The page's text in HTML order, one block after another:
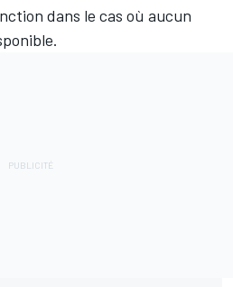
dans le cas où aucun